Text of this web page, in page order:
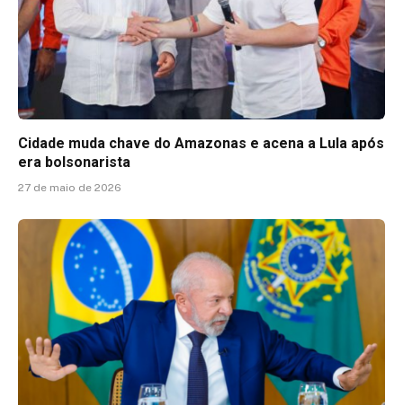
Cidade muda chave do Amazonas e acena a Lula após
era bolsonarista
27 de maio de 2026